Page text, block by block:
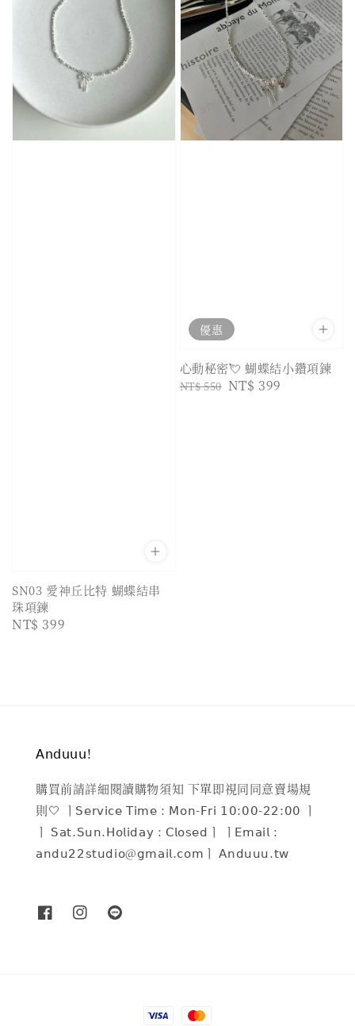
SN03 愛神丘比特 蝴蝶結串
珠項鍊
Regular
NT$ 399
優惠
心動秘密💘 蝴蝶結小鑽項鍊
Regular
NT$ 550 Sale
NT$ 399
𝖠𝗇𝖽𝗎𝗎𝗎!
購買前請詳細閱讀購物須知 下單即視同同意賣場規
則🤍 ㅣ𝖲𝖾𝗋𝗏𝗂𝖼𝖾 𝖳𝗂𝗆𝖾 : 𝖬𝗈𝗇-𝖥𝗋𝗂 𝟣𝟢:𝟢𝟢-𝟤𝟤:𝟢𝟢 ㅣ
ㅣ 𝖲𝖺𝗍.𝖲𝗎𝗇.𝖧𝗈𝗅𝗂𝖽𝖺𝗒 : 𝖢𝗅𝗈𝗌𝖾𝖽ㅣ ㅣ𝖤𝗆𝖺𝗂𝗅 :
𝖺𝗇𝖽𝗎𝟤𝟤𝗌𝗍𝗎𝖽𝗂𝗈@𝗀𝗆𝖺𝗂𝗅.𝖼𝗈𝗆ㅣ 𝖠𝗇𝖽𝗎𝗎𝗎.𝗍𝗐